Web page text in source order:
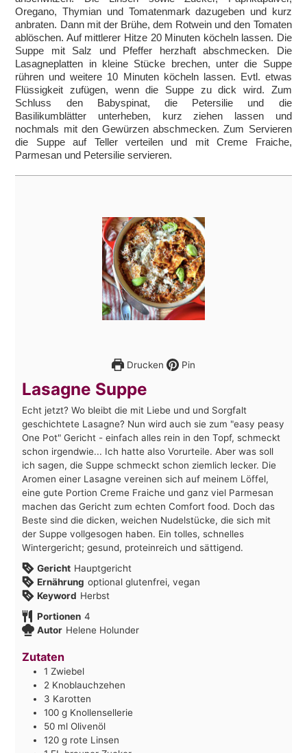
Oregano, Thymian und Tomatenmark dazugeben und kurz
anbraten. Dann mit der Brühe, dem Rotwein und den Tomaten
ablöschen. Auf mittlerer Hitze 20 Minuten köcheln lassen. Die
Suppe mit Salz und Pfeffer herzhaft abschmecken. Die
Lasagneplatten in kleine Stücke brechen, unter die Suppe
rühren und weitere 10 Minuten köcheln lassen. Evtl. etwas
Flüssigkeit zufügen, wenn die Suppe zu dick wird. Zum
Schluss den Babyspinat, die Petersilie und die
Basilikumblätter unterheben, kurz ziehen lassen und
nochmals mit den Gewürzen abschmecken. Zum Servieren
die Suppe auf Teller verteilen und mit Creme Fraiche,
Parmesan und Petersilie servieren.
Drucken Pin
Lasagne Suppe
Echt jetzt? Wo bleibt die mit Liebe und und Sorgfalt
geschichtete Lasagne? Nun wird auch sie zum "easy peasy
One Pot" Gericht - einfach alles rein in den Topf, schmeckt
schon irgendwie... Ich hatte also Vorurteile. Aber was soll
ich sagen, die Suppe schmeckt schon ziemlich lecker. Die
Aromen einer Lasagne vereinen sich auf meinem Löffel,
eine gute Portion Creme Fraiche und ganz viel Parmesan
machen das Gericht zum echten Comfort food. Doch das
Beste sind die dicken, weichen Nudelstücke, die sich mit
der Suppe vollgesogen haben. Ein tolles, schnelles
Wintergericht; gesund, proteinreich und sättigend.
Gericht Hauptgericht
Ernährung optional glutenfrei, vegan
Keyword Herbst
Portionen 4
Autor Helene Holunder
Zutaten
1 Zwiebel
2 Knoblauchzehen
3 Karotten
100 g Knollensellerie
50 ml Olivenöl
120 g rote Linsen